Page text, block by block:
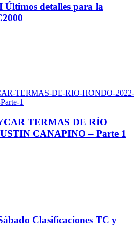
detalles para la
TERMAS DE RÍO
CANAPINO – Parte 1
Clasificaciones TC y